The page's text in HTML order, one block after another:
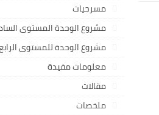
مسرحيات
مشروع الوحدة المستوى
مشروع الوحدة للمستوى
معلومات مفيدة
مقالات
ملخصات